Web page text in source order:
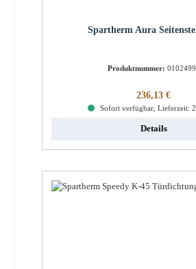
Spartherm Aura
Produktnummer:
Regulärer Preis:
236,13 €
Sofort verfügbar, Lieferzeit:
Details